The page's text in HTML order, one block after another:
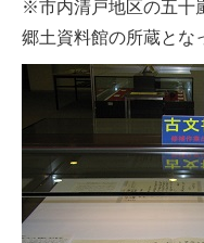
※市内清戸地区の五十
郷土資料館の所蔵とな